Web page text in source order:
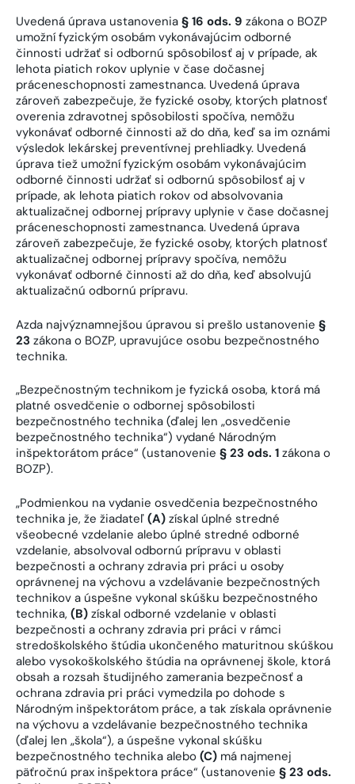
Uvedená úprava ustanovenia § 16 ods. 9 zákona o BOZP
umožní fyzickým osobám vykonávajúcim odborné
činnosti udržať si odbornú spôsobilosť aj v prípade, ak
lehota piatich rokov uplynie v čase dočasnej
práceneschopnosti zamestnanca. Uvedená úprava
zároveň zabezpečuje, že fyzické osoby, ktorých platnosť
overenia zdravotnej spôsobilosti spočíva, nemôžu
vykonávať odborné činnosti až do dňa, keď sa im oznámi
výsledok lekárskej preventívnej prehliadky. Uvedená
úprava tiež umožní fyzickým osobám vykonávajúcim
odborné činnosti udržať si odbornú spôsobilosť aj v
prípade, ak lehota piatich rokov od absolvovania
aktualizačnej odbornej prípravy uplynie v čase dočasnej
práceneschopnosti zamestnanca. Uvedená úprava
zároveň zabezpečuje, že fyzické osoby, ktorých platnosť
aktualizačnej odbornej prípravy spočíva, nemôžu
vykonávať odborné činnosti až do dňa, keď absolvujú
aktualizačnú odbornú prípravu.
Azda najvýznamnejšou úpravou si prešlo ustanovenie §
23 zákona o BOZP, upravujúce osobu bezpečnostného
technika.
„Bezpečnostným technikom je fyzická osoba, ktorá má
platné osvedčenie o odbornej spôsobilosti
bezpečnostného technika (ďalej len „osvedčenie
bezpečnostného technika“) vydané Národným
inšpektorátom práce“ (ustanovenie § 23 ods. 1 zákona o
BOZP).
„Podmienkou na vydanie osvedčenia bezpečnostného
technika je, že žiadateľ (A) získal úplné stredné
všeobecné vzdelanie alebo úplné stredné odborné
vzdelanie, absolvoval odbornú prípravu v oblasti
bezpečnosti a ochrany zdravia pri práci u osoby
oprávnenej na výchovu a vzdelávanie bezpečnostných
technikov a úspešne vykonal skúšku bezpečnostného
technika, (B) získal odborné vzdelanie v oblasti
bezpečnosti a ochrany zdravia pri práci v rámci
stredoškolského štúdia ukončeného maturitnou skúškou
alebo vysokoškolského štúdia na oprávnenej škole, ktorá
obsah a rozsah študijného zamerania bezpečnosť a
ochrana zdravia pri práci vymedzila po dohode s
Národným inšpektorátom práce, a tak získala oprávnenie
na výchovu a vzdelávanie bezpečnostného technika
(ďalej len „škola“), a úspešne vykonal skúšku
bezpečnostného technika alebo (C) má najmenej
päťročnú prax inšpektora práce“ (ustanovenie § 23 ods.